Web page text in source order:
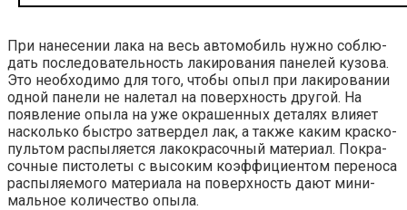
При нане­се­нии лака на весь авто­мо­биль нуж­но соблю­
дать после­до­ва­тель­ность лаки­ро­ва­ния пане­лей кузо­ва.
Это необ­хо­ди­мо для того, что­бы опыл при лаки­ро­ва­нии
одной пане­ли не нале­тал на поверх­ность дру­гой. На
появ­ле­ние опы­ла на уже окра­шен­ных дета­лях вли­я­ет
насколь­ко быст­ро затвер­дел лак, а так­же каким крас­ко­
пуль­том рас­пы­ля­ет­ся лако­кра­соч­ный мате­ри­ал. Покра­
соч­ные писто­ле­ты с высо­ким коэф­фи­ци­ен­том пере­но­са
рас­пы­ля­е­мо­го мате­ри­а­ла на поверх­ность дают мини­
маль­ное коли­че­ство опыла.